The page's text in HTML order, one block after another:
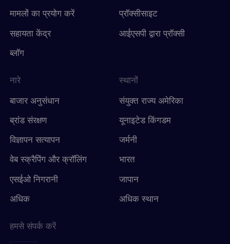
मामलों का प्रयोग करें
सहायता केंद्र
ब्लॉग
प्रॉक्सीसाइट
आईएसपी द्वारा प्रॉक्सी
नारे
बाजार अनुसंधान
ब्रांड संरक्षण
विज्ञापन सत्यापन
वेब स्क्रैपिंग और क्रॉलिंग
एसईओ निगरानी
अधिक
स्थानों
संयुक्त राज्य अमेरिका
यूनाइटेड किंगडम
जर्मनी
भारत
जापान
अधिक स्थान
हमसे संपर्क करें